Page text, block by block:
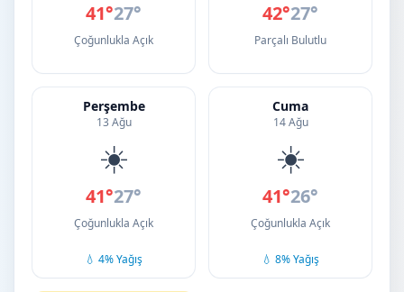
41°27°
Çoğunlukla Açık
42°27°
Parçalı Bulutlu
Perşembe
13 Ağu
☀️
41°27°
Çoğunlukla Açık
💧 4% Yağış
Cuma
14 Ağu
☀️
41°26°
Çoğunlukla Açık
💧 8% Yağış